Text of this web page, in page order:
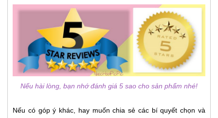
Nếu hài lòng, bạn nhớ đánh giá 5 sao cho sản phẩm nhé!
Nếu có góp ý khác, hay muốn chia sẻ các bí quyết chọn và